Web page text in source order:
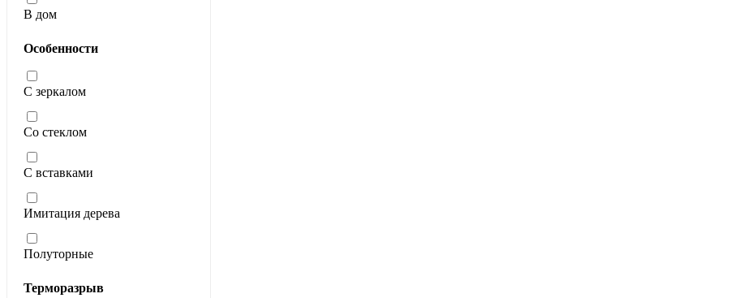
В дом
Особенности
С зеркалом
Со стеклом
С вставками
Имитация дерева
Полуторные
Терморазрыв